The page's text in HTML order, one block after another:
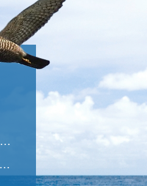
世界地球清潔日 墾管處辦理「2026年墾丁國家公園沙灘淨灘活動
115年09月